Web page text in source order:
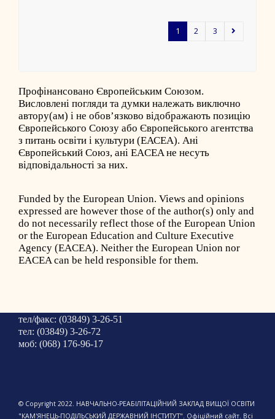
1 2 3
Профінансовано Європейським Союзом.
Висловлені погляди та думки належать виключно
автору(ам) і не обов’язково відображають позицію
Європейського Союзу або Європейського агентства
з питань освіти і культури (ЕАСЕА). Ані
Європейський Союз, ані EACEA не несуть
відповідальності за них.
Funded by the European Union. Views and opinions
expressed are however those of the author(s) only and
do not necessarily reflect those of the European Union
or the European Education and Culture Executive
Agency (EACEA). Neither the European Union nor
EACEA can be held responsible for them.
тел/факс: (03849) 3-26-51
тел: (03849) 3-26-72
моб: (068) 176-96-17
© Copyright 2022. НАВЧАЛЬНО-РЕАБІЛІТАЦІЙНИЙ ЗАКЛАД ВИЩОЇ ОСВІТИ
"КАМ'ЯНЕЦЬ-ПОДІЛЬСЬКИЙ ДЕРЖАВНИЙ ІНСТИТУТ". Офіційний сайт. Всі